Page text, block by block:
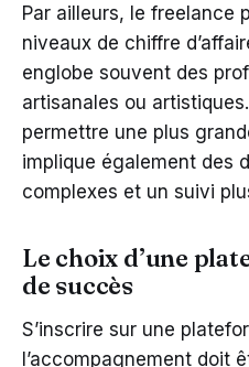
Par ailleurs, le freelance
niveaux de chiffre
englobe souvent des
artisanales ou
permettre une plus
implique également des
complexes et un suivi
Le choix d’une
de succès
S’inscrire sur une
l’accompagnement doit